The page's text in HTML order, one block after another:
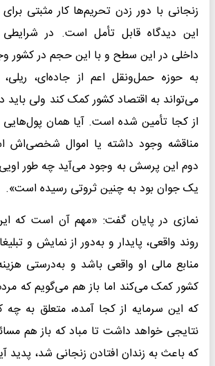
زنجانی با دور زدن تحریم‌ها کار مثبتی
این دیدگاه قابل تأمل است. در شرایطی
داخلی در این سطح و با این حجم در کشور
به حوزه حمل‌ونقل اعم از جاده‌ای،
می‌تواند به اقتصاد کشور کمک کند ولی باید
از کجا تأمین شده است. آیا همان
مناقشه وجود داشته یا اموال
دوم این پرسش به وجود می‌آید چه طور
یک جوان بود به چنین ثروتی رسیده است».
نمازی در پایان گفت: «مهم آن است که
روند واقعی، پایدار و به‌دور از نمایش و
منابع مالی او واقعی باشد و به‌درستی
کشور کمک می‌کند اما باز هم می‌گویم که
که این سرمایه از کجا آمده، متعلق به
نتایجی خواهد داشت تا مباد که باز هم
که باعث به زندان افتادن زنجانی شد، پدید